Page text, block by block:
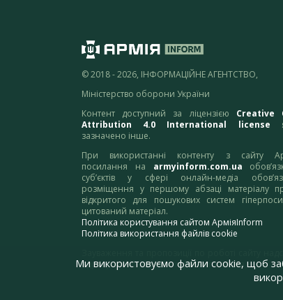
© 2018 - 2026, ІНФОРМАЦІЙНЕ АГЕНТСТВО,
Міністерство оборони України
Контент доступний за ліцензією Creative
Attribution 4.0 International license
зазначено інше.
При використанні контенту з сайту
посилання на armyinform.com.ua
суб’єктів у сфері онлайн-медіа
розміщення у першому абзаці матеріалу
відкритого для пошукових систем
цитований матеріал.
Політика користування сайтом АрміяInform
Політика використання файлів cookie
адресу:webmaster@armyinform.com.ua
Ми використовуємо файли cookie, щоб